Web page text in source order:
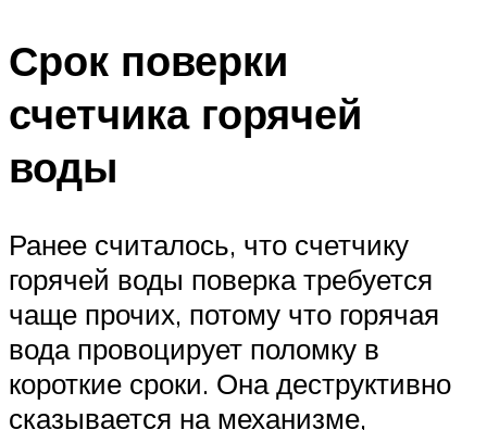
Срок поверки
счетчика горячей
воды
Ранее считалось, что счетчику
горячей воды поверка требуется
чаще прочих, потому что горячая
вода провоцирует поломку в
короткие сроки. Она деструктивно
сказывается на механизме,